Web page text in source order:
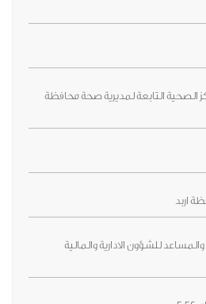
التابعة لمديرية صحة محافظة
الادارية والمالية